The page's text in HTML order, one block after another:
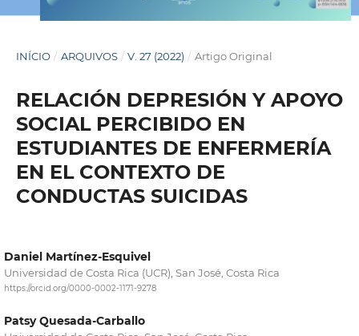
INÍCIO / ARQUIVOS / V. 27 (2022) / Artigo Original
RELACIÓN DEPRESIÓN Y APOYO
SOCIAL PERCIBIDO EN
ESTUDIANTES DE ENFERMERÍA
EN EL CONTEXTO DE
CONDUCTAS SUICIDAS
Daniel Martínez-Esquivel
Universidad de Costa Rica (UCR), San José, Costa Rica
https://orcid.org/0000-0002-1171-9278
Patsy Quesada-Carballo